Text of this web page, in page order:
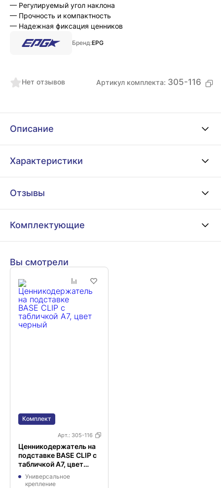
Нет отзывов Артикул комплекта: 305-116
— Регулируемый угол наклона
— Прочность и компактность
— Надежная фиксация ценников
Бренд:EPG
Описание
Характеристики
Отзывы
Комплектующие
Вы смотрели
Комплект
Арт.: 305-116
Ценникодержатель на
подставке BASE CLIP с
табличкой А7, цвет
черный
Универсальное
крепление